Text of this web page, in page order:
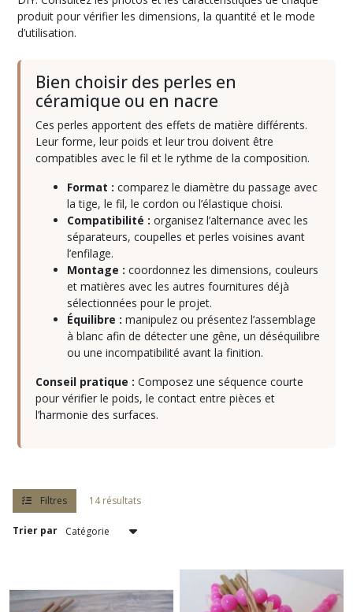
produit pour vérifier les dimensions, la quantité et le mode
d’utilisation.
Bien choisir des perles en
céramique ou en nacre
Ces perles apportent des effets de matière différents.
Leur forme, leur poids et leur trou doivent être
compatibles avec le fil et le rythme de la composition.
Format : comparez le diamètre du passage avec
la tige, le fil, le cordon ou l’élastique choisi.
Compatibilité : organisez l’alternance avec les
séparateurs, coupelles et perles voisines avant
l’enfilage.
Montage : coordonnez les dimensions, couleurs
et matières avec les autres fournitures déjà
sélectionnées pour le projet.
Équilibre : manipulez ou présentez l’assemblage
à blanc afin de détecter une gêne, un déséquilibre
ou une incompatibilité avant la finition.
Conseil pratique : Composez une séquence courte
pour vérifier le poids, le contact entre pièces et
l’harmonie des surfaces.
Filtres 14 résultats
Trier par
Bélières
Boutons
de
manchette
(4)
Bracelets
montre
Breloques
(7)
Cabochon
pierre